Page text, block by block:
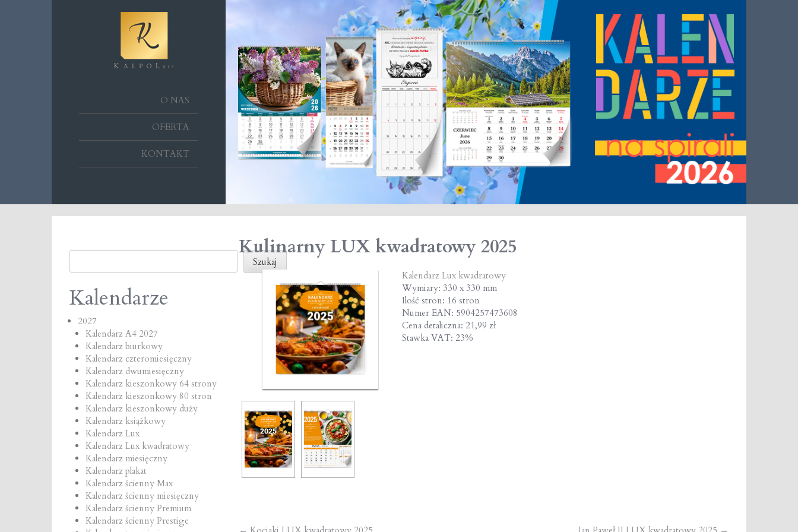
O NAS
OFERTA
KONTAKT
Szukaj
Kalendarze
2027
Kalendarz A4 2027
Kalendarz biurkowy
Kalendarz czteromiesięczny
Kalendarz dwumiesięczny
Kalendarz kieszonkowy 64 strony
Kalendarz kieszonkowy 80 stron
Kalendarz kieszonkowy duży
Kalendarz książkowy
Kalendarz Lux
Kalendarz Lux kwadratowy
Kalendarz miesięczny
Kalendarz plakat
Kalendarz ścienny Max
Kalendarz ścienny miesięczny
Kalendarz ścienny Premium
Kalendarz ścienny Prestige
Kulinarny LUX kwadratowy 2025
Kalendarz Lux kwadratowy
Wymiary: 330 x 330 mm
Ilość stron: 16 stron
Numer EAN: 5904257473608
Cena detaliczna: 21,99 zł
Stawka VAT: 23%